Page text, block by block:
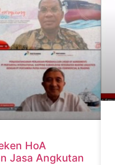
HoA
Jasa Angkutan